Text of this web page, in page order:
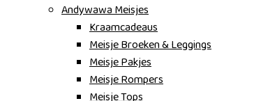
Andywawa Meisjes
Kraamcadeaus
Meisje Broeken & Leggings
Meisje Pakjes
Meisje Rompers
Meisje Tops